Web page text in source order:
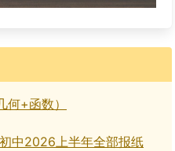
何+函数）
中2026上半年全部报纸